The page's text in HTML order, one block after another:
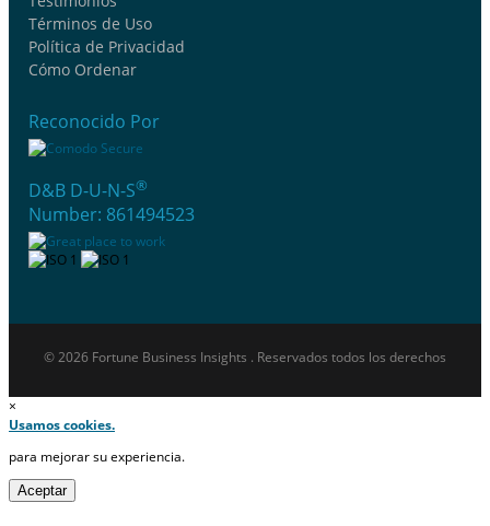
Términos de Uso
Política de Privacidad
Cómo Ordenar
Reconocido Por
D&B D-U-N-S®
Number: 861494523
© 2026 Fortune Business Insights . Reservados todos los derechos
×
Usamos cookies.
para mejorar su experiencia.
Aceptar